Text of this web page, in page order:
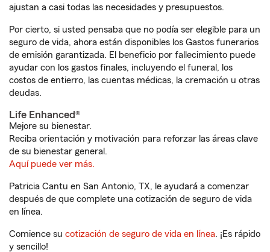
ajustan a casi todas las necesidades y presupuestos.
Por cierto, si usted pensaba que no podía ser elegible para un
seguro de vida, ahora están disponibles los Gastos funerarios
de emisión garantizada. El beneficio por fallecimiento puede
ayudar con los gastos finales, incluyendo el funeral, los
costos de entierro, las cuentas médicas, la cremación u otras
deudas.
Life Enhanced®
Mejore su bienestar.
Reciba orientación y motivación para reforzar las áreas clave
de su bienestar general.
Aquí puede ver más.
Patricia Cantu en San Antonio, TX, le ayudará a comenzar
después de que complete una cotización de seguro de vida
en línea.
Comience su cotización de seguro de vida en línea. ¡Es rápido
y sencillo!